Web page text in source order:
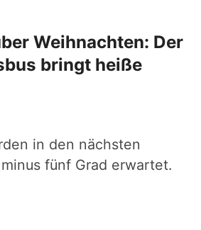
Weihnachten: Der
bringt heiße
in den nächsten
fünf Grad erwartet.